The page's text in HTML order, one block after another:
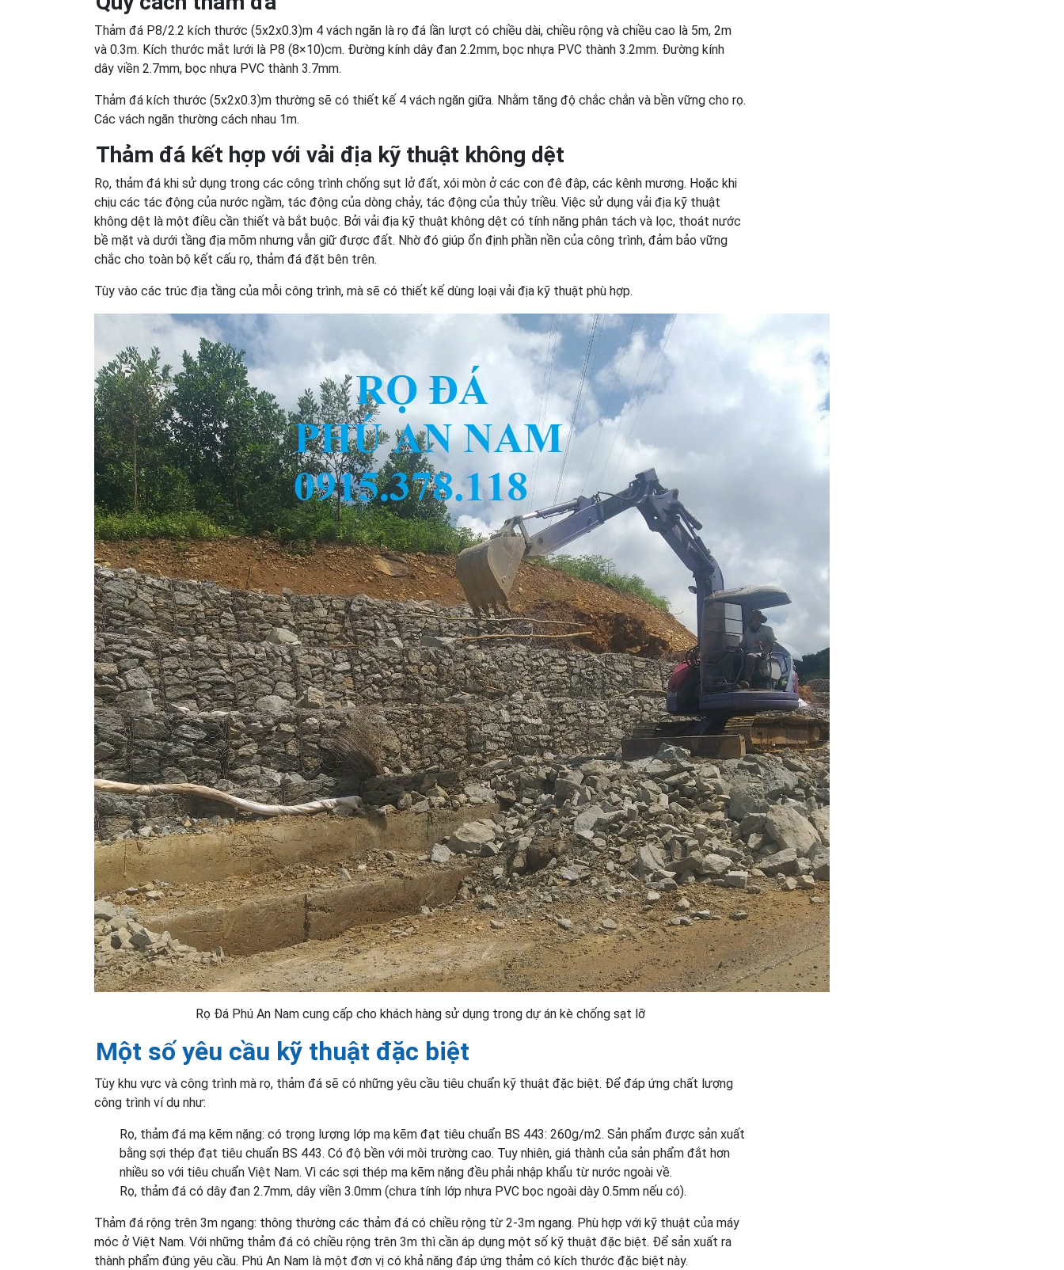
Thảm đá P8/2.2 kích thước (5x2x0.3)m 4 vách ngăn là rọ đá lần lượt có chiều dài, chiều rộng và chiều cao là 5m, 2m
và 0.3m. Kích thước mắt lưới là P8 (8×10)cm. Đường kính dây đan 2.2mm, bọc nhựa PVC thành 3.2mm. Đường kính
dây viền 2.7mm, bọc nhựa PVC thành 3.7mm.
Thảm đá kích thước (5x2x0.3)m thường sẽ có thiết kế 4 vách ngăn giữa. Nhằm tăng độ chắc chắn và bền vững cho rọ.
Các vách ngăn thường cách nhau 1m.
Thảm đá kết hợp với vải địa kỹ thuật không dệt
Rọ, thảm đá khi sử dụng trong các công trình chống sụt lở đất, xói mòn ở các con đê đập, các kênh mương. Hoặc khi
chịu các tác động của nước ngầm, tác động của dòng chảy, tác động của thủy triều. Việc sử dụng vải địa kỹ thuật
không dệt là một điều cần thiết và bắt buộc. Bởi vải địa kỹ thuật không dệt có tính năng phân tách và lọc, thoát nước
bề mặt và dưới tầng địa mõm nhưng vẫn giữ được đất. Nhờ đó giúp ổn định phần nền của công trình, đảm bảo vững
chắc cho toàn bộ kết cấu rọ, thảm đá đặt bên trên.
Tùy vào các trúc địa tầng của mỗi công trình, mà sẽ có thiết kế dùng loại vải địa kỹ thuật phù hợp.
Rọ Đá Phú An Nam cung cấp cho khách hàng sử dụng trong dự án kè chống sạt lỡ
Một số yêu cầu kỹ thuật đặc biệt
Tùy khu vực và công trình mà rọ, thảm đá sẽ có những yêu cầu tiêu chuẩn kỹ thuật đặc biệt. Để đáp ứng chất lượng
công trình ví dụ như:
Rọ, thảm đá mạ kẽm nặng: có trọng lượng lớp mạ kẽm đạt tiêu chuẩn BS 443: 260g/m2. Sản phẩm được sản xuất
bằng sợi thép đạt tiêu chuẩn BS 443. Có độ bền với môi trường cao. Tuy nhiên, giá thành của sản phẩm đắt hơn
nhiều so với tiêu chuẩn Việt Nam. Vì các sợi thép mạ kẽm nặng đều phải nhập khẩu từ nước ngoài về.
Rọ, thảm đá có dây đan 2.7mm, dây viền 3.0mm (chưa tính lớp nhựa PVC bọc ngoài dày 0.5mm nếu có).
Thảm đá rộng trên 3m ngang: thông thường các thảm đá có chiều rộng từ 2-3m ngang. Phù hợp với kỹ thuật của máy
móc ở Việt Nam. Với những thảm đá có chiều rộng trên 3m thì cần áp dụng một số kỹ thuật đặc biệt. Để sản xuất ra
thành phẩm đúng yêu cầu. Phú An Nam là một đơn vị có khả năng đáp ứng thảm có kích thước đặc biệt này.